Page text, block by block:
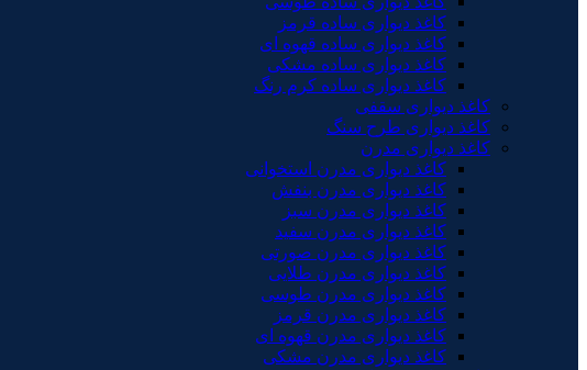
کاغذ دیواری ساده قرمز
کاغذ دیواری ساده قهوه ای
کاغذ دیواری ساده مشکی
کاغذ دیواری ساده کرم رنگ
کاغذ دیواری سقفی
کاغذ دیواری طرح سنگ
کاغذ دیواری مدرن
کاغذ دیواری مدرن استخوانی
کاغذ دیواری مدرن بنفش
کاغذ دیواری مدرن سبز
کاغذ دیواری مدرن سفید
کاغذ دیواری مدرن صورتی
کاغذ دیواری مدرن طلایی
کاغذ دیواری مدرن طوسی
کاغذ دیواری مدرن قرمز
کاغذ دیواری مدرن قهوه ای
کاغذ دیواری مدرن مشکی